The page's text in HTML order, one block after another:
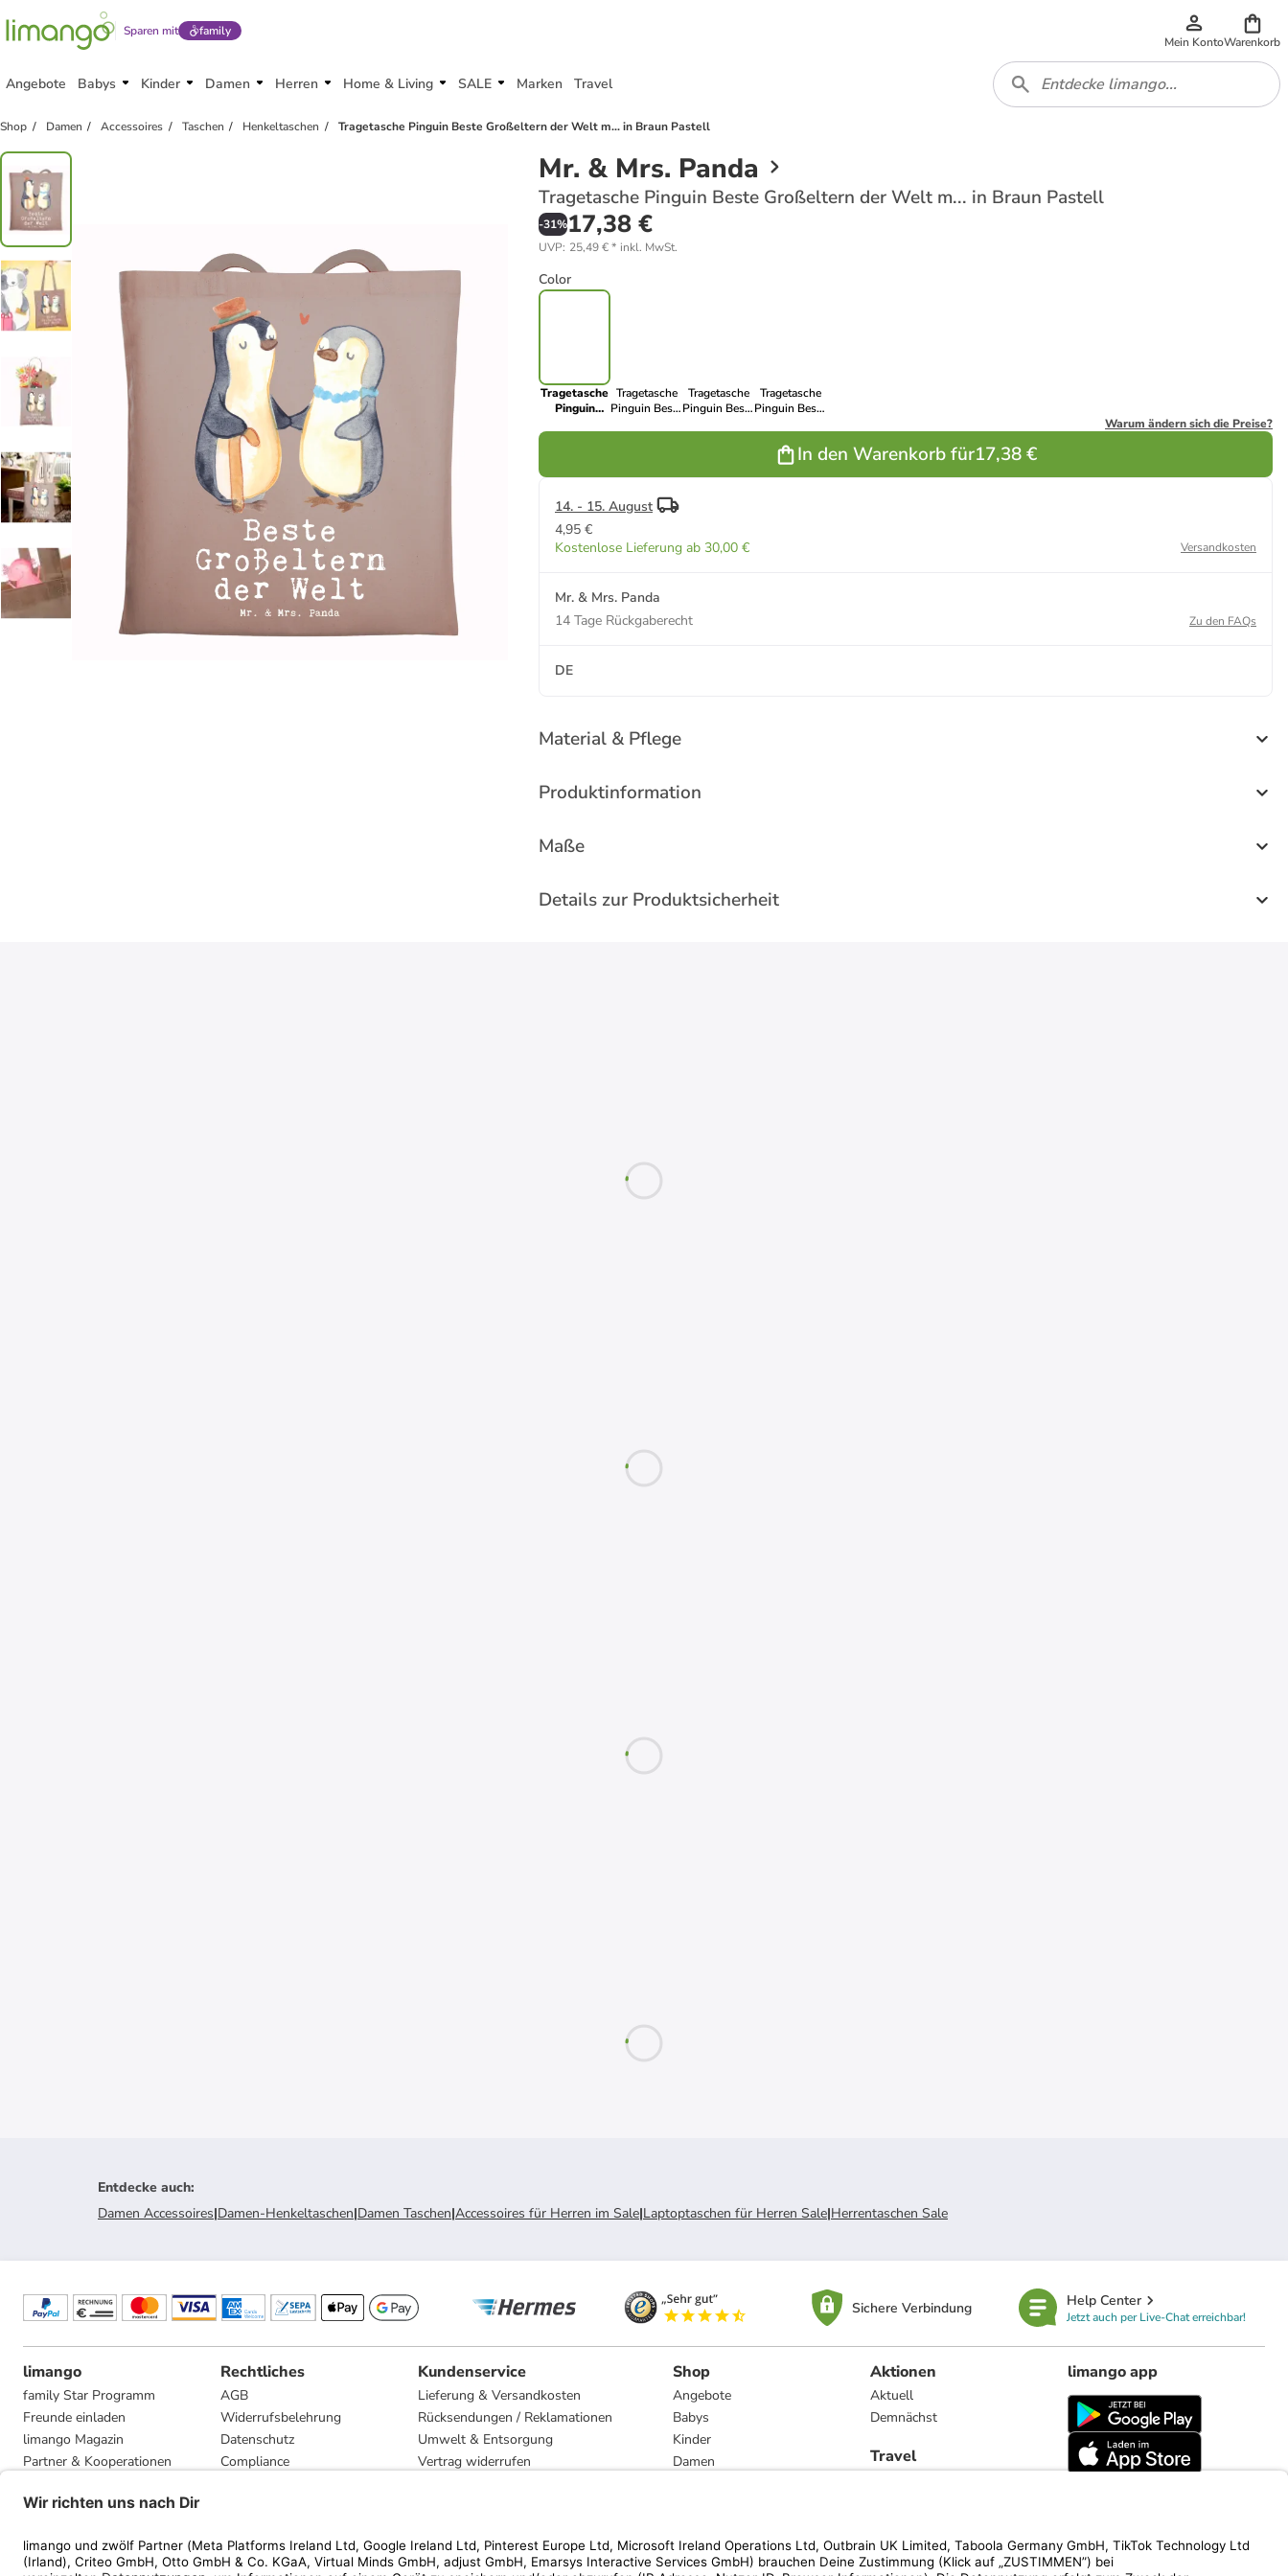
Sparen mit family
Mein KontoWarenkorb
Angebote Babys Kinder Damen Herren Home & Living SALE Marken Travel
Shop Damen Accessoires Taschen Henkeltaschen Tragetasche Pinguin Beste Großeltern der Welt m... in Braun Pastell
Mr. & Mrs. Panda
Tragetasche Pinguin Beste Großeltern der Welt m... in Braun Pastell
-31%17,38 €
UVP: 25,49 €* inkl. MwSt.
Color
Tragetasche
Pinguin
Tragetasche
Pinguin Beste
Tragetasche
Pinguin Beste
Tragetasche
Pinguin Beste
in Sky Blue
Warum ändern sich die Preise?
In den Warenkorb für17,38 €
14. - 15. August
4,95 €
Kostenlose Lieferung ab 30,00 €
Versandkosten
Mr. & Mrs. Panda
14 Tage Rückgaberecht
Zu den FAQs
DE
Material & Pflege
Produktinformation
Maße
Details zur Produktsicherheit
Entdecke auch:
Damen Accessoires|Damen-Henkeltaschen|Damen Taschen|Accessoires für Herren im Sale|Laptoptaschen für Herren Sale|Herrentaschen Sale
Sichere Verbindung Help Center
Jetzt auch per Live-Chat erreichbar!
limango
family Star Programm
Freunde einladen
limango Magazin
Partner & Kooperationen
Presse
Rechtliches
AGB
Widerrufsbelehrung
Datenschutz
Compliance
Kundenservice
Lieferung & Versandkosten
Rücksendungen / Reklamationen
Umwelt & Entsorgung
Vertrag widerrufen
Shop
Angebote
Babys
Kinder
Damen
Marken
Aktionen
Aktuell
Demnächst
Travel
limango app